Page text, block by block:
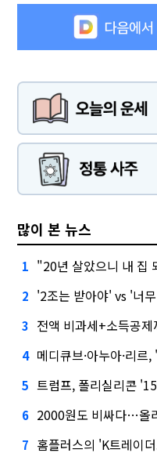
많이 본 뉴스
1 "20년 살았으니 내 집
2 '2조는 받아야' vs '너
3 전액 비과세+소득공
4 메디큐브·아누아·리
5 트럼프, 폴리실리콘 '15%
6 2000원도 비싸다…올리
7 홈플러스의 'K트레이